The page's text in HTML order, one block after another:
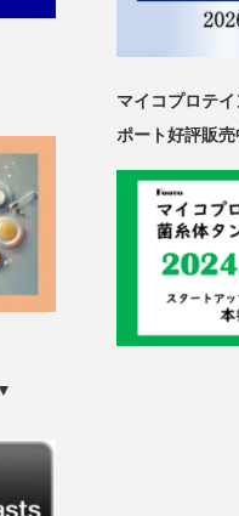
マイコプロテ
ポート好評販売